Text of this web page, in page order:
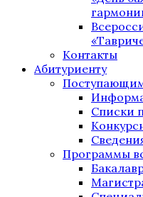
Контакты
Абитуриенту
Списки
Программы